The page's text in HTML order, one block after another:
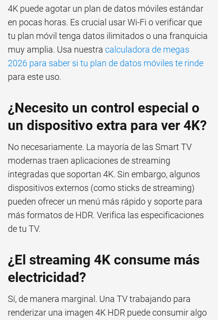
4K puede agotar un plan de datos móviles estándar
en pocas horas. Es crucial usar Wi-Fi o verificar que
tu plan móvil tenga datos ilimitados o una franquicia
muy amplia. Usa nuestra calculadora de megas
2026 para saber si tu plan de datos móviles te rinde
para este uso.
¿Necesito un control especial o
un dispositivo extra para ver 4K?
No necesariamente. La mayoría de las Smart TV
modernas traen aplicaciones de streaming
integradas que soportan 4K. Sin embargo, algunos
dispositivos externos (como sticks de streaming)
pueden ofrecer un menú más rápido y soporte para
más formatos de HDR. Verifica las especificaciones
de tu TV.
¿El streaming 4K consume más
electricidad?
Sí, de manera marginal. Una TV trabajando para
renderizar una imagen 4K HDR puede consumir algo